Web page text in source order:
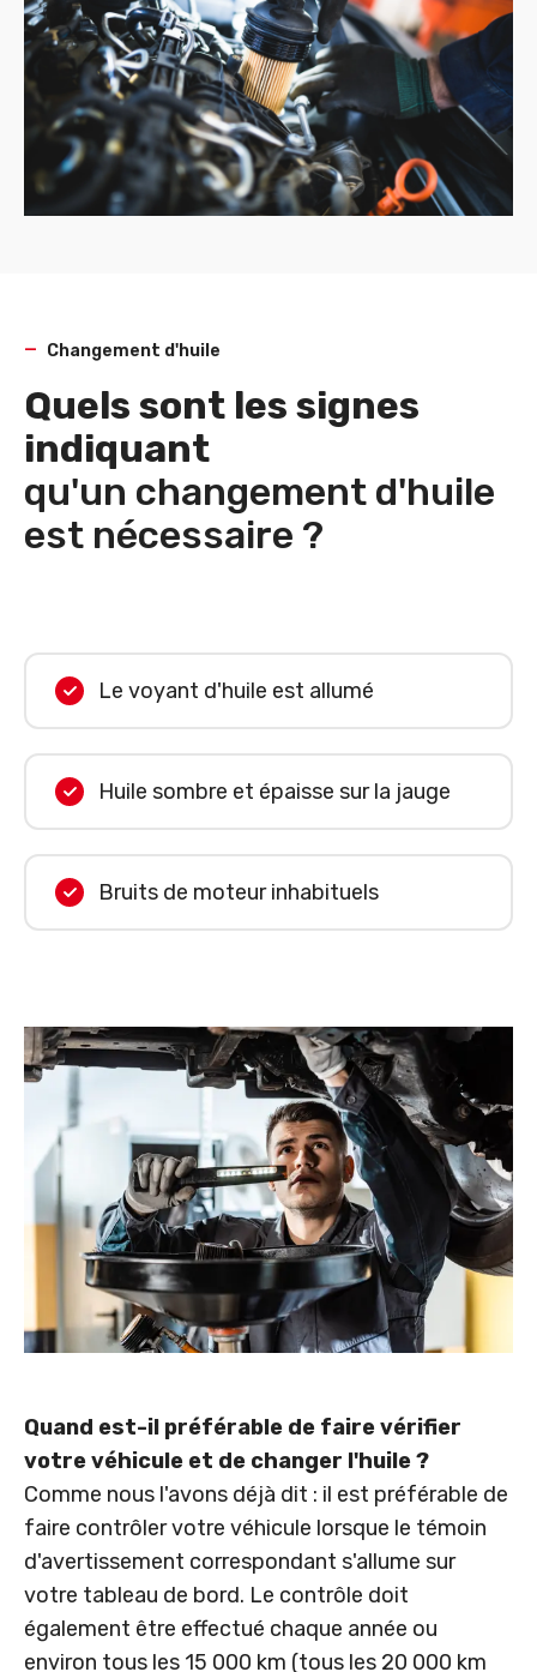
Changement d'huile
Quels sont les signes
indiquant
qu'un changement d'huile
est nécessaire ?
Le voyant d'huile est allumé
Huile sombre et épaisse sur la jauge
Bruits de moteur inhabituels
Quand est-il préférable de faire vérifier
votre véhicule et de changer l'huile ?
Comme nous l'avons déjà dit : il est préférable de
faire contrôler votre véhicule lorsque le témoin
d'avertissement correspondant s'allume sur
votre tableau de bord. Le contrôle doit
également être effectué chaque année ou
environ tous les 15 000 km (tous les 20 000 km